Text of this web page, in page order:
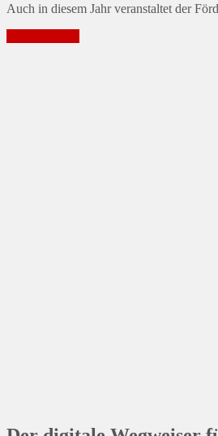
Auch in diesem Jahr veranstaltet der